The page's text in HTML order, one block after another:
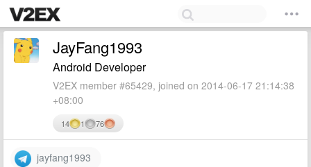
JayFang1993
Android Developer
V2EX member #65429, joined on 2014-06-17 21:14:38
+08:00
14 1 76
jayfang1993